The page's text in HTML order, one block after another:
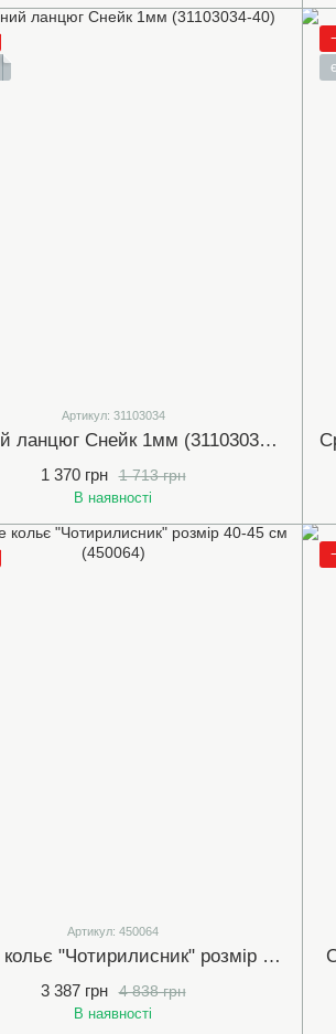
Артикул: 31103034
Срібний ланцюг Снейк 1мм (31103034-40)
1 713 грн
1 370 грн
В наявності
Артикул: 450064
Срібне кольє "Чотирилисник" розмір 40-45 см (450064)
4 838 грн
3 387 грн
В наявності